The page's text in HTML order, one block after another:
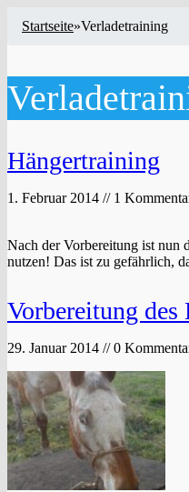
Startseite»Verladetraining
Hängertraining
1. Februar 2014 // 1
Nach der Vorbereitung ist nun
nutzen! Das ist zu gefährlich,
Vorbereitung des
29. Januar 2014 // 0